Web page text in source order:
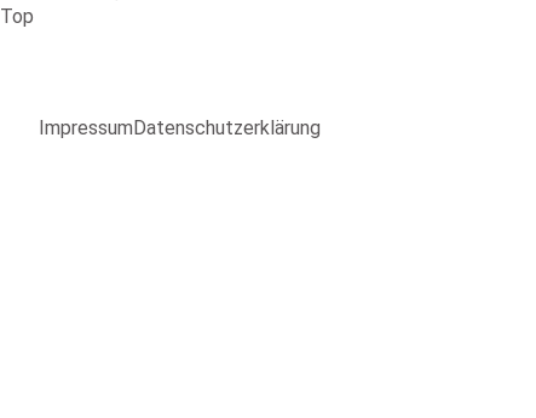
Top
ImpressumDatenschutzerklärung